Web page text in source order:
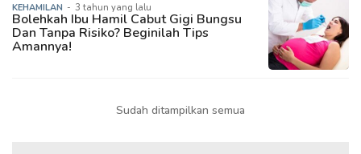
KEHAMILAN - 3 tahun yang lalu
Bolehkah Ibu Hamil Cabut Gigi Bungsu
Dan Tanpa Risiko? Beginilah Tips
Amannya!
Sudah ditampilkan semua